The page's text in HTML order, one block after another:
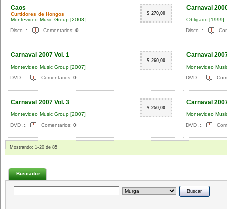
Caos
Curtidores de Hongos
Montevideo Music Group [2008]
$ 270,00
Disco .:. Comentarios: 0
Carnaval
Obligado [1999]
Disco .:.
Carnaval 2007 Vol. 1
Montevideo Music Group [2007]
$ 260,00
DVD .:. Comentarios: 0
Carnaval
Montevideo
DVD .:.
Carnaval 2007 Vol. 3
Montevideo Music Group [2007]
$ 250,00
DVD .:. Comentarios: 0
Carnaval
Montevideo
DVD .:.
Mostrando: 1-20 de 85
Buscador